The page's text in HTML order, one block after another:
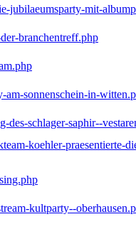
jubilaeumsparty-mit-
branchentreff.php
am-sonnenschein-in-
des-schlager-saphir--
koehler-praesentierte-
kultparty--